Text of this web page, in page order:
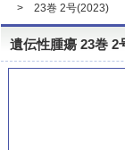
23巻 2号(2023)
遺伝性腫瘍 23巻 2